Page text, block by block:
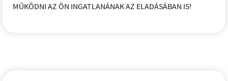
MŰKÖDNI AZ ÖN INGATLANÁNAK AZ ELADÁSÁBAN IS!